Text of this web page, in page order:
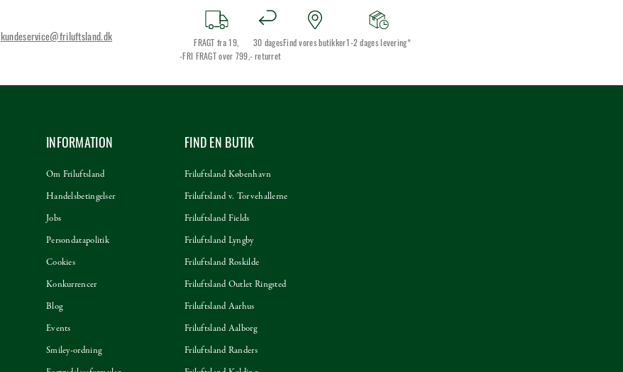
kundeservice@friluftsland.dk
FRAGT fra 19,
-FRI FRAGT over 799,-
30 dages
returret
Find vores butikker1-2 dages levering*
INFORMATION
Om Friluftsland
Handelsbetingelser
Jobs
Persondatapolitik
Cookies
Konkurrencer
Blog
Events
Smiley-ordning
FIND EN BUTIK
Friluftsland København
Friluftsland v. Torvehallerne
Friluftsland Fields
Friluftsland Lyngby
Friluftsland Roskilde
Friluftsland Outlet Ringsted
Friluftsland Aarhus
Friluftsland Aalborg
Friluftsland Randers